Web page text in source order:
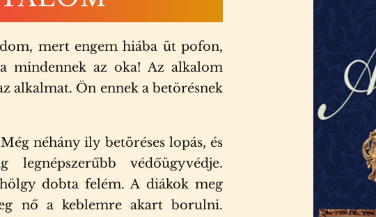
mert engem hiába üt pofon,
mindennek az oka! Az alkalom
alkalmat. Ön ennek a betörésnek
néhány ily betöréses lopás, és
legnépszerűbb védőügyvédje.
dobta felém. A diákok meg
nő a keblemre akart borulni.